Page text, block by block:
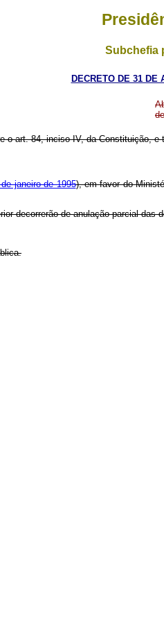
Subchefia
DECRETO DE 31 DE
o art. 84, inciso IV, da Constituição,
janeiro de 1995), em favor do
decorrerão de anulação parcial